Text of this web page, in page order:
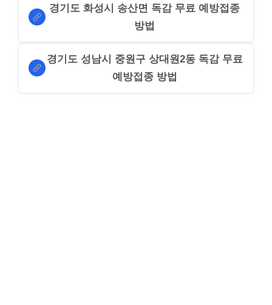
경기도 화성시 송산면 독감 무료 예방접종
방법
경기도 성남시 중원구 상대원2동 독감 무료
예방접종 방법